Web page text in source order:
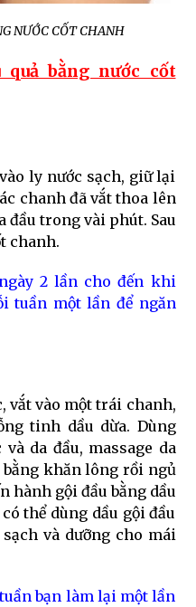
NƯỚC CỐT CHANH
bằng nước cốt
ly nước sạch, giữ lại
chanh đã vắt thoa lên
đầu trong vài phút. Sau
chanh.
2 lần cho đến khi
tuần một lần để ngăn
vắt vào một trái chanh,
tinh dầu dừa. Dùng
da đầu, massage da
khăn lông rồi ngủ
hành gội đầu bằng dầu
thể dùng dầu gội đầu
và dưỡng cho mái
bạn làm lại một lần